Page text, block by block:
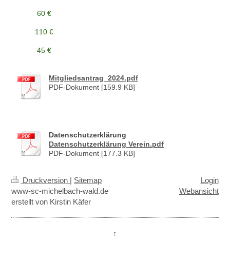
60 €
110 €
45 €
Mitgliedsantrag_2024.pdf
PDF-Dokument [159.9 KB]
Datenschutzerklärung
Datenschutzerklärung Verein.pdf
PDF-Dokument [177.3 KB]
Druckversion | Sitemap
www-sc-michelbach-wald.de
erstellt von Kirstin Käfer
Login
Webansicht
↑